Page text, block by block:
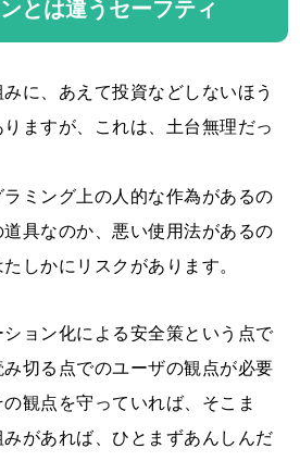
とは違うセーフティ
に、あえて投資などしないほう
ますが、これは、土台無理だっ
ミング上の人的な作為があるの
具なのか、悪い使用法があるの
しかにリスクがあります。
ョン化による安全策という点で
切る点でのユーザの観点が必要
観点を守っていれば、そこま
があれば、ひとまずあんしんだ